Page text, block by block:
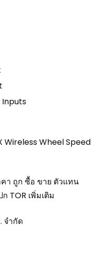
Wireless Wheel Speed
า ถูก ซื้อ ขาย ตัวแทน
TOR เพิ่มเติม
จำกัด